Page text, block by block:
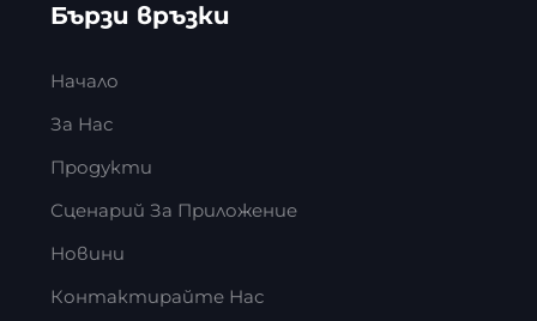
Бързи връзки
Начало
За Нас
Продукти
Сценарий За Приложение
Новини
Контактирайте Нас